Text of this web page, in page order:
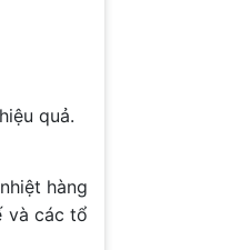
quả.
hàng
và các tổ